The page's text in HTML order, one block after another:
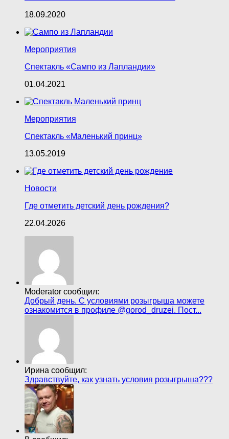
18.09.2020
Мероприятия
Спектакль «Сампо из Лапландии»
01.04.2021
Мероприятия
Спектакль «Маленький принц»
13.05.2019
Новости
Где отметить детский день рождения?
22.04.2026
Moderator сообщил:
Добрый день. С условиями розыгрыша можете
ознакомится в профиле @gorod_druzei. Пост...
Ирина сообщил:
Здравствуйте, как узнать условия розыгрыша???